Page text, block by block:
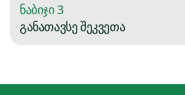
ნაბიჯი 3
განათავსე შეკვეთა